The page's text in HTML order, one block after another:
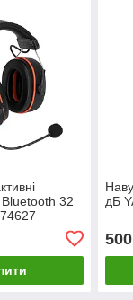
32
дБ
500